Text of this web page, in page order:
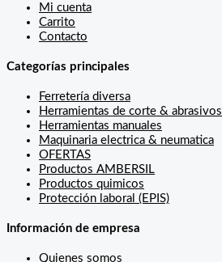
Mi cuenta
Carrito
Contacto
Categorías principales
Ferretería diversa
Herramientas de corte & abrasivos
Herramientas manuales
Maquinaria electrica & neumatica
OFERTAS
Productos AMBERSIL
Productos quimicos
Protección laboral (EPIS)
Información de empresa
Quienes somos